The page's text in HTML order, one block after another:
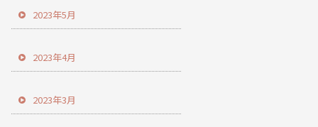
2023年5月
2023年4月
2023年3月